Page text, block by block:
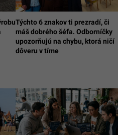
Týchto 6 znakov ti prezradí, či
máš dobrého šéfa. Odborníčky
upozorňujú na chybu, ktorá ničí
dôveru v tíme